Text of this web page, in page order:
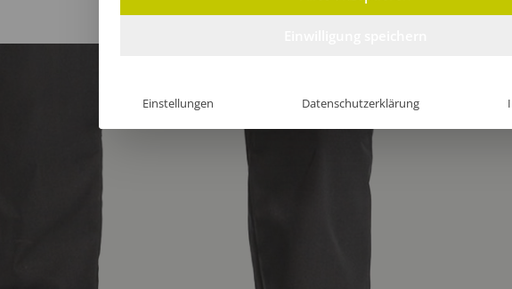
Einstellungen Datenschutzerklärung